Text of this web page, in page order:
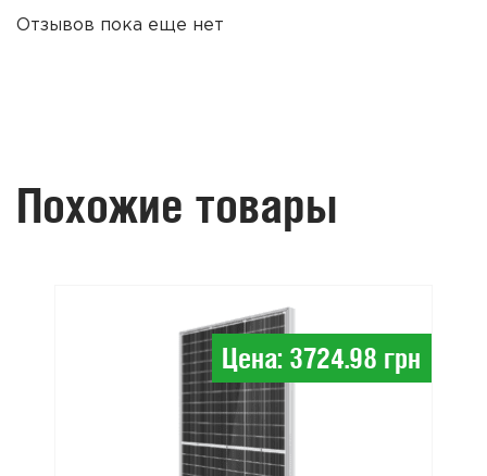
Отзывов пока еще нет
Похожие товары
Цена: 3724.98 грн